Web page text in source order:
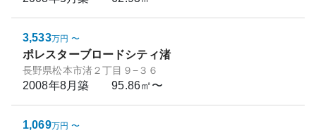
3,533万円 〜
ポレスターブロードシティ渚
長野県松本市渚２丁目９−３６
2008年8月築 95.86㎡〜
1,069万円 〜